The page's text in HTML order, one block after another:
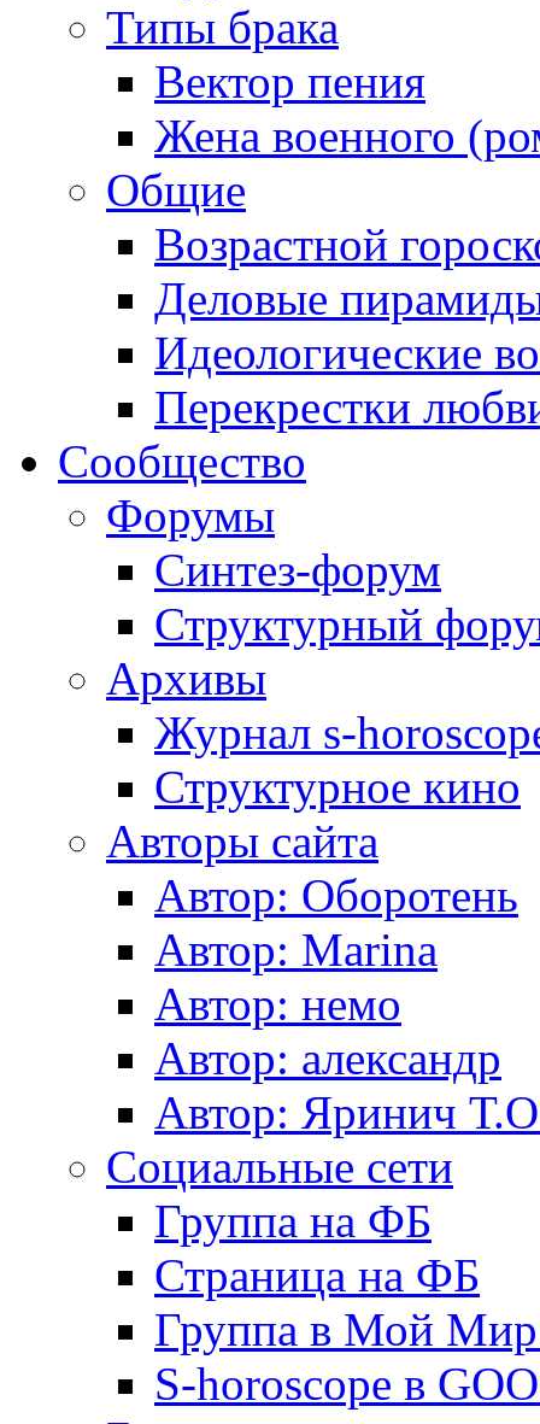
Типы брака
Вектор пения
Жена военного
Общие
Возрастной
Деловые
Идеологические
Перекрестки
Сообщество
Форумы
Синтез-форум
Структурный
Архивы
Журнал s-
Структурное кино
Авторы сайта
Автор: Оборотень
Автор: Marina
Автор: немo
Автор: александр
Автор: Яринич
Социальные сети
Группа на ФБ
Страница на ФБ
Группа в Мой
S-horoscope в